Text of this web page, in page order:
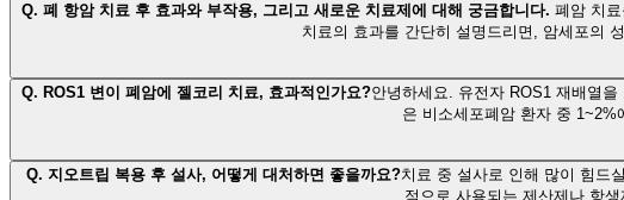
Q. 폐 항암 치료 후 효과와 부작용, 그리고 새로운 치료제에 대해 궁금합니다. 폐암 치
치료의 효과를 간단히 설명드리면, 암세포의
Q. ROS1 변이 폐암에 젤코리 치료, 효과적인가요?안녕하세요. 유전자 ROS1 재배열
은 비소세포폐암 환자 중
Q. 지오트립 복용 후 설사, 어떻게 대처하면 좋을까요?치료 중 설사로 인해 많이 힘드
적으로 사용되는 제산제나 항